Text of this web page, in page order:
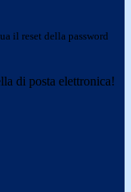
il reset della password
di posta elettronica!